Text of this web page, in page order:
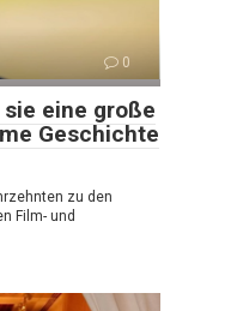
0
eine große
Geschichte
zu den
Film- und